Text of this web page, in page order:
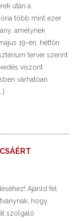
után a
több mint ezer
amelynek
19-én, hétfőn
tervei szerint
viszont
várhatóan
Ajánld fel
hogy
szolgáló